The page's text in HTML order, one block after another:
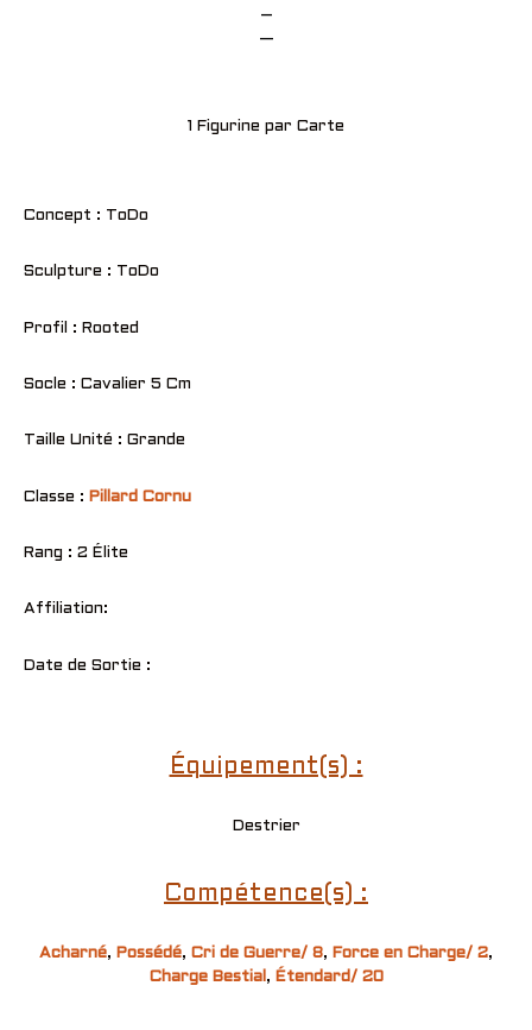
–
—
1 Figurine par Carte
Concept : ToDo
Sculpture : ToDo
Profil : Rooted
Socle : Cavalier 5 Cm
Taille Unité : Grande
Classe : Pillard Cornu
Rang : 2 Élite
Affiliation:
Date de Sortie :
Équipement(s) :
Destrier
Compétence(s) :
Acharné, Possédé, Cri de Guerre/ 8, Force en Charge/ 2,
Charge Bestial , Étendard/ 20